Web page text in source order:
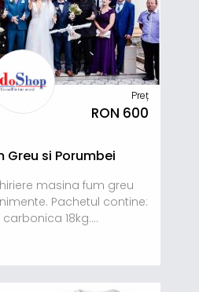
Preț
RON 600
Greu si Porumbei
masina fum greu
Pachetul contine:
18kg....